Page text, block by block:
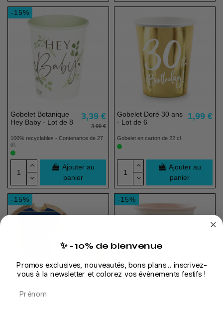
-15%
Gobelet Botanique
Hey Baby - Lot de 8
3,39 €
3,99 €
100% recyclables - Contenance de 27
cl.
Ajouter au
panier
Gobelet Doré 30 ans
- Lot de 6
1,99 €
Gobelet en carton de 22 cl
Ajouter au
panier
-15% -15%
✨ -10% de bienvenue
Promos exclusives, nouveautés, bons plans... inscrivez-
vous à la newsletter et colorez vos évènements festifs !